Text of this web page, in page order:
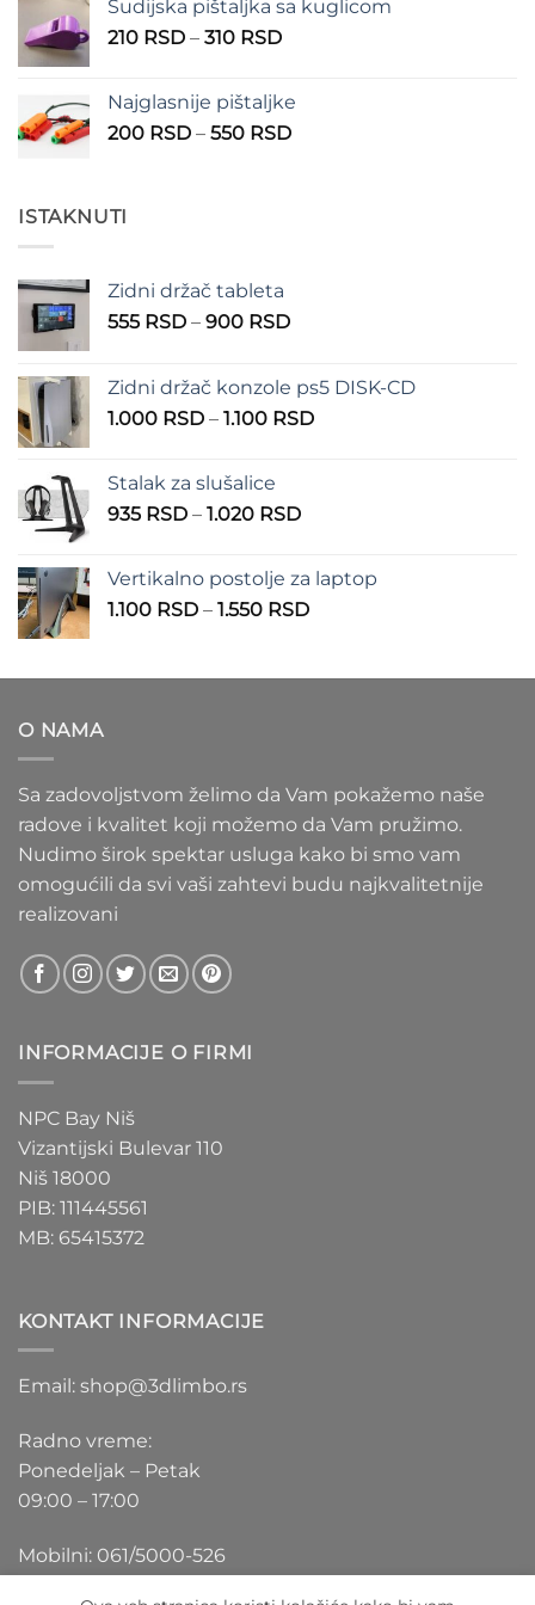
Sudijska pištaljka sa kuglicom
210 RSD – 310 RSDRaspon
210 RSD
do
Najglasnije pištaljke
200 RSD – 550 RSDRaspon
ISTAKNUTI
Zidni držač tableta
555 RSD – 900 RSDRaspon
555 RSD
do
Zidni držač konzole ps5 DISK-CD
1.000 RSD – 1.100 RSDRaspon
Stalak za slušalice
935 RSD – 1.020 RSDRaspon
935 RSD
do
Vertikalno postolje za laptop
1.100 RSD – 1.550 RSDRaspon
1.100 RSD
O NAMA
Sa zadovoljstvom želimo da Vam pokažemo naše
radove i kvalitet koji možemo da Vam pružimo.
Nudimo širok spektar usluga kako bi smo vam
omogućili da svi vaši zahtevi budu najkvalitetnije
realizovani
INFORMACIJE O FIRMI
NPC Bay Niš
Vizantijski Bulevar 110
Niš 18000
PIB: 111445561
MB: 65415372
KONTAKT INFORMACIJE
Email: shop@3dlimbo.rs
Radno vreme:
Ponedeljak – Petak
09:00 – 17:00
Mobilni: 061/5000-526